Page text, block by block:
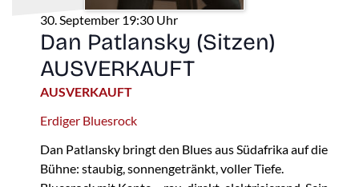
30. September 19:30 Uhr
Dan Patlansky (Sitzen)
AUSVERKAUFT
AUSVERKAUFT
Erdiger Bluesrock
Dan Patlansky bringt den Blues aus Südafrika auf die
Bühne: staubig, sonnengetränkt, voller Tiefe.